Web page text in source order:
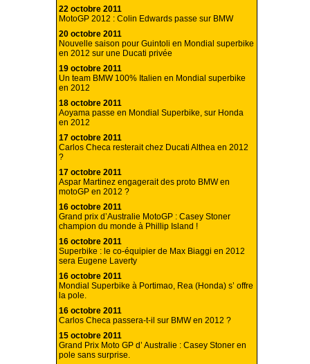
22 octobre 2011
MotoGP 2012 : Colin Edwards passe sur BMW
20 octobre 2011
Nouvelle saison pour Guintoli en Mondial superbike
en 2012 sur une Ducati privée
19 octobre 2011
Un team BMW 100% Italien en Mondial superbike
en 2012
18 octobre 2011
Aoyama passe en Mondial Superbike, sur Honda
en 2012
17 octobre 2011
Carlos Checa resterait chez Ducati Althea en 2012
?
17 octobre 2011
Aspar Martinez engagerait des proto BMW en
motoGP en 2012 ?
16 octobre 2011
Grand prix d’Australie MotoGP : Casey Stoner
champion du monde à Phillip Island !
16 octobre 2011
Superbike : le co-équipier de Max Biaggi en 2012
sera Eugene Laverty
16 octobre 2011
Mondial Superbike à Portimao, Rea (Honda) s’ offre
la pole.
16 octobre 2011
Carlos Checa passera-t-il sur BMW en 2012 ?
15 octobre 2011
Grand Prix Moto GP d’ Australie : Casey Stoner en
pole sans surprise.